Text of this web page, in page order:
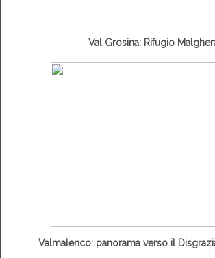
Val Grosina: Rifugio
Valmalenco: panorama verso il